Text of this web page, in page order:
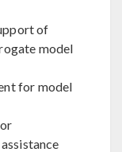
of
model
for model